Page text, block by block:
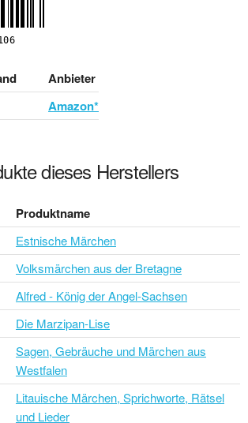
Anbieter
Amazon*
dieses Herstellers
Produktname
Estnische Märchen
Volksmärchen aus der Bretagne
Alfred - König der Angel-Sachsen
Die Marzipan-Lise
Sagen, Gebräuche und Märchen aus
Westfalen
Litauische Märchen, Sprichworte, Rätsel
und Lieder